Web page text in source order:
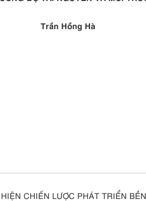
Trần Hồng Hà
CHIẾN LƯỢC PHÁT TRIỂN BỀN